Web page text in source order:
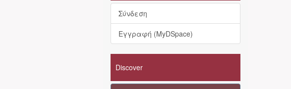
Σύνδεση
Εγγραφή (MyDSpace)
Discover